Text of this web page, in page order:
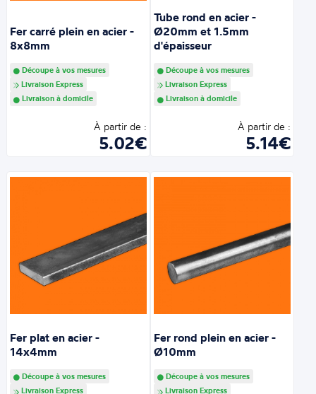
Fer carré plein en acier -
8x8mm
Découpe à vos mesures
Livraison Express
Livraison à domicile
À partir de :
5.02€
Tube rond en acier -
Ø20mm et 1.5mm
d'épaisseur
Découpe à vos mesures
Livraison Express
Livraison à domicile
À partir de :
5.14€
Fer plat en acier -
14x4mm
Découpe à vos mesures
Livraison Express
Fer rond plein en acier -
Ø10mm
Découpe à vos mesures
Livraison Express